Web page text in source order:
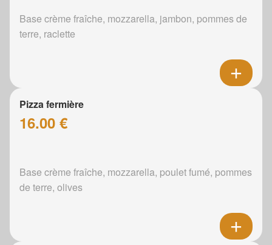
Base crème fraîche, mozzarella, jambon, pommes de
terre, raclette
Pizza fermière
16.00 €
Base crème fraîche, mozzarella, poulet fumé, pommes
de terre, olives